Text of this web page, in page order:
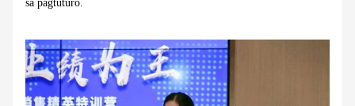
sa pagtuturo.